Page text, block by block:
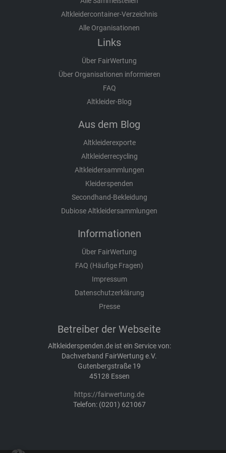
Altkleidercontainer-Verzeichnis
Alle Organisationen
Links
Über FairWertung
Über Organisationen informieren
FAQ
Altkleider-Blog
Aus dem Blog
Altkleiderexporte
Altkleiderrecycling
Altkleidersammlungen
Kleiderspenden
Secondhand-Bekleidung
Dubiose Altkleidersammlungen
Informationen
Über FairWertung
FAQ (Häufige Fragen)
Impressum
Datenschutzerklärung
Presse
Betreiber der Webseite
Altkleiderspenden.de ist ein Service von:
Dachverband FairWertung e.V.
Gutenbergstraße 19
45128 Essen
https://fairwertung.de
Telefon: (0201) 621067